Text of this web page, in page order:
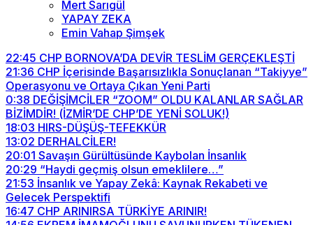
Mert Sarıgül
YAPAY ZEKA
Emin Vahap Şimşek
22:45 CHP BORNOVA’DA DEVİR TESLİM GERÇEKLEŞTİ
21:36 CHP İçerisinde Başarısızlıkla Sonuçlanan “Takiyye”
Operasyonu ve Ortaya Çıkan Yeni Parti
0:38 DEĞİŞİMCİLER “ZOOM” OLDU KALANLAR SAĞLAR
BİZİMDİR! (İZMİR’DE CHP’DE YENİ SOLUK!)
18:03 HIRS-DÜŞÜŞ-TEFEKKÜR
13:02 DERHALCİLER!
20:01 Savaşın Gürültüsünde Kaybolan İnsanlık
20:29 “Haydi geçmiş olsun emeklilere…”
21:53 İnsanlık ve Yapay Zekâ: Kaynak Rekabeti ve
Gelecek Perspektifi
16:47 CHP ARINIRSA TÜRKİYE ARINIR!